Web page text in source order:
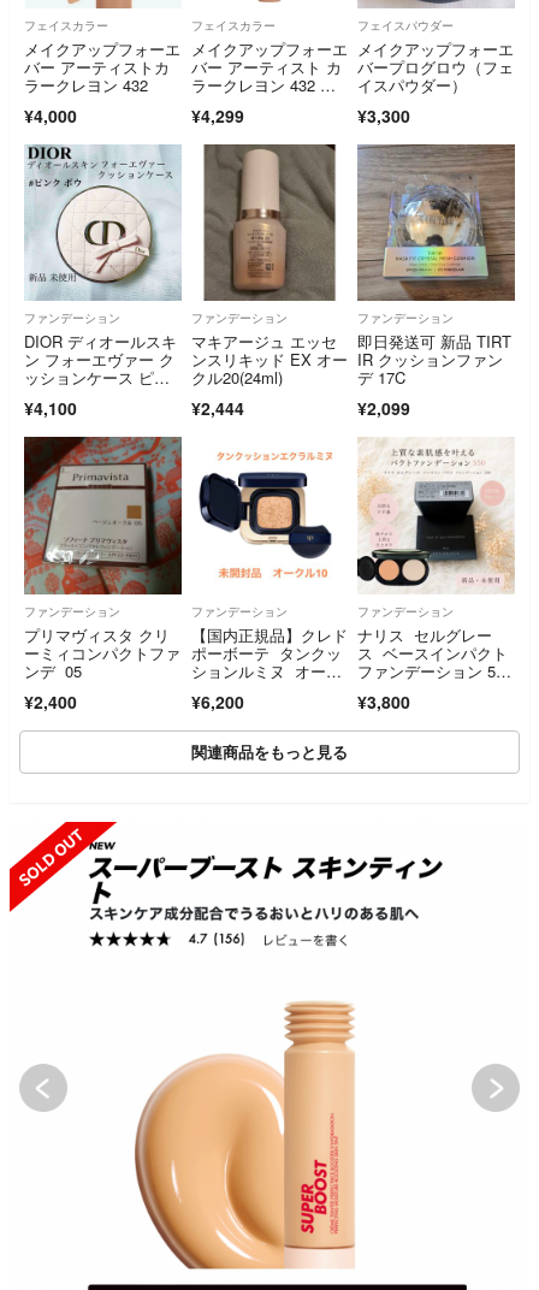
フェイスカラー
メイクアップフォーエ
バー アーティストカ
ラークレヨン 432
¥4,000
フェイスカラー
メイクアップフォーエ
バー アーティスト カ
ラークレヨン 432 ル
¥4,299
フェイスパウダー
メイクアップフォーエ
バープログロウ（フェ
イスパウダー）
¥3,300
ファンデーション
DIOR ディオールスキ
ン フォーエヴァー ク
ッションケース ピン
¥4,100
ファンデーション
マキアージュ エッセ
ンスリキッド EX オー
クル20(24ml)
¥2,444
ファンデーション
即日発送可 新品 TIRT
IR クッションファン
デ 17C
¥2,099
ファンデーション
プリマヴィスタ クリ
ーミィコンパクトファ
ンデ 05
¥2,400
ファンデーション
【国内正規品】クレド
ポーボーテ タンクッ
ションルミヌ オーク
¥6,200
ファンデーション
ナリス セルグレー
ス ベースインパクト
ファンデーション 550
¥3,800
関連商品をもっと見る